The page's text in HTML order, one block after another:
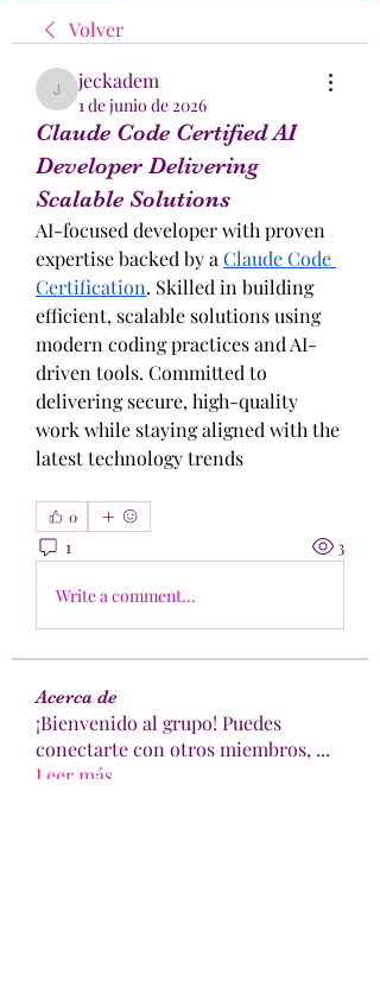
Volver
jeckadem
jeckadem
1 de junio de 2026
Claude Code Certified AI
Developer Delivering
Scalable Solutions
AI-focused developer with proven
expertise backed by a Claude Code
Certification. Skilled in building
efficient, scalable solutions using
modern coding practices and AI-
driven tools. Committed to
delivering secure, high-quality
work while staying aligned with the
latest technology trends
0
1 3
Write a comment...
Acerca de
¡Bienvenido al grupo! Puedes
conectarte con otros miembros, ...
Leer más